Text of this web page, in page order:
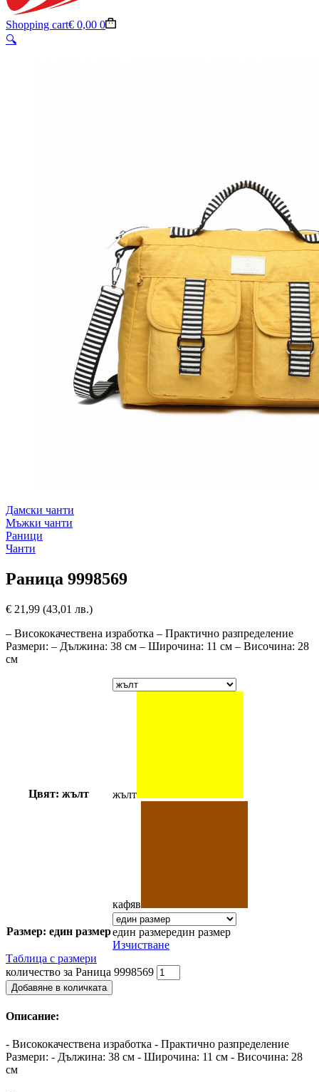
Shopping cart€ 0,00 0
🔍
Дамски чанти
Мъжки чанти
Раници
Чанти
Раница 9998569
€ 21,99 (43,01 лв.)
– Висококачествена изработка – Практично разпределение
Размери: – Дължина: 38 см – Широчина: 11 см – Височина: 28
см
Цвят: жълт жълт
кафяв
Размер: един размередин размередин размер
Изчистване
Таблица с размери
количество за Раница 9998569
Добавяне в количката
Описание:
- Висококачествена изработка - Практично разпределение
Размери: - Дължина: 38 см - Широчина: 11 см - Височина: 28
см